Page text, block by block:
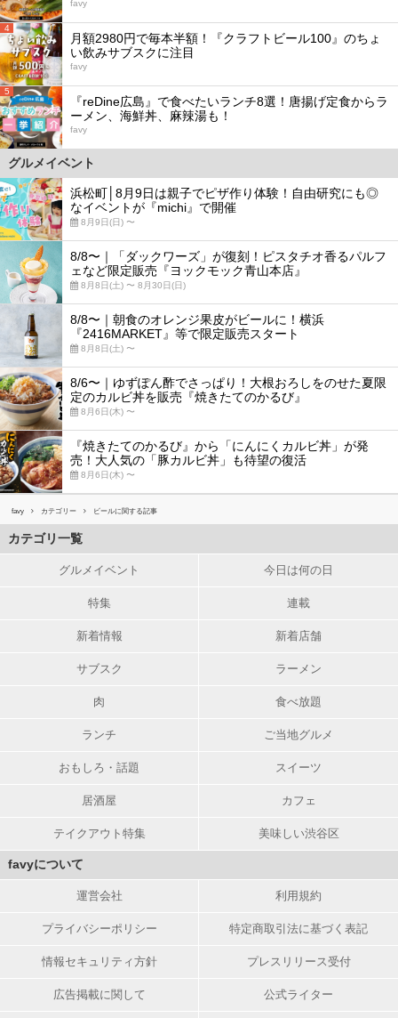
favy
4
月額2980円で毎本半額！『クラフトビール100』のちょ
い飲みサブスクに注目
favy
5
『reDine広島』で食べたいランチ8選！唐揚げ定食からラ
ーメン、海鮮丼、麻辣湯も！
favy
グルメイベント
浜松町│8月9日は親子でピザ作り体験！自由研究にも◎
なイベントが『michi』で開催
8月9日(日) 〜
8/8〜｜「ダックワーズ」が復刻！ピスタチオ香るパルフ
ェなど限定販売『ヨックモック青山本店』
8月8日(土) 〜 8月30日(日)
8/8〜｜朝食のオレンジ果皮がビールに！横浜
『2416MARKET』等で限定販売スタート
8月8日(土) 〜
8/6〜｜ゆずぽん酢でさっぱり！大根おろしをのせた夏限
定のカルビ丼を販売『焼きたてのかるび』
8月6日(木) 〜
『焼きたてのかるび』から「にんにくカルビ丼」が発
売！大人気の「豚カルビ丼」も待望の復活
8月6日(木) 〜
favy カテゴリー ビールに関する記事
カテゴリ一覧
グルメイベント 今日は何の日
特集 連載
新着情報 新着店舗
サブスク ラーメン
肉 食べ放題
ランチ ご当地グルメ
おもしろ・話題 スイーツ
居酒屋 カフェ
テイクアウト特集 美味しい渋谷区
favyについて
運営会社 利用規約
プライバシーポリシー 特定商取引法に基づく表記
情報セキュリティ方針 プレスリリース受付
広告掲載に関して 公式ライター